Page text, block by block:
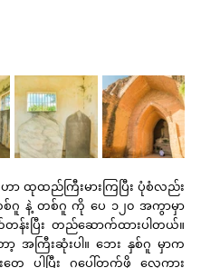
ာ ထုထည်ကြီးမားကြပြီး ပုံစံလည်း
ဂူ နဲ့ တစ်ဂူ ကို ပေ ၁၂၀ အကွာမှာ
တန်းပြီး တည်ဆောက်ထားပါတယ်။
အကြီးဆုံးပါ။ ဘေး နှစ်ဂူ မှာက
ပါပြီး ဂူပေါ်တက်ဖို့ လှေကား